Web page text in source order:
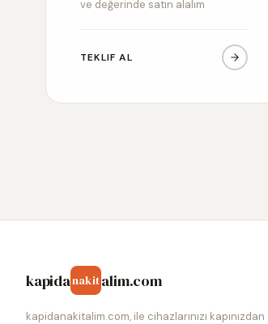
ve değerinde satın alalım
TEKLIF AL
kapidanakitalim.com
kapidanakitalim.com, ile cihazlarınızı kapınızdan